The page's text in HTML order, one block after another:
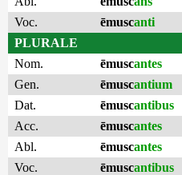
Voc.
ēmuscanti
PLURALE
Nom.
ēmuscantes
Gen.
ēmuscantium
Dat.
ēmuscantibus
Acc.
ēmuscantes
Abl.
ēmuscantes
Voc.
ēmuscantibus